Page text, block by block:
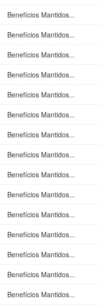
Benefícios Mantidos...
Benefícios Mantidos...
Benefícios Mantidos...
Benefícios Mantidos...
Benefícios Mantidos...
Benefícios Mantidos...
Benefícios Mantidos...
Benefícios Mantidos...
Benefícios Mantidos...
Benefícios Mantidos...
Benefícios Mantidos...
Benefícios Mantidos...
Benefícios Mantidos...
Benefícios Mantidos...
Benefícios Mantidos...